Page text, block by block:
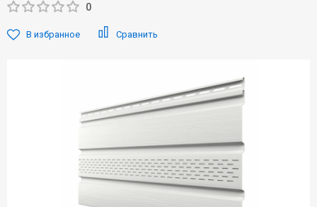
0
В избранное Сравнить